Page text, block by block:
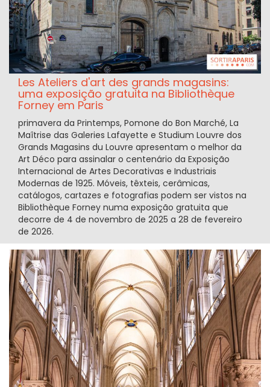
Les Ateliers d'art des grands magasins:
uma exposição gratuita na Bibliothèque
Forney em Paris
primavera da Printemps, Pomone do Bon Marché, La
Maîtrise das Galeries Lafayette e Studium Louvre dos
Grands Magasins du Louvre apresentam o melhor da
Art Déco para assinalar o centenário da Exposição
Internacional de Artes Decorativas e Industriais
Modernas de 1925. Móveis, têxteis, cerâmicas,
catálogos, cartazes e fotografias podem ser vistos na
Bibliothèque Forney numa exposição gratuita que
decorre de 4 de novembro de 2025 a 28 de fevereiro
de 2026.